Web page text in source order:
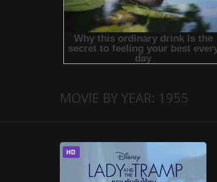
MOVIE BY YEAR: 1955
HD